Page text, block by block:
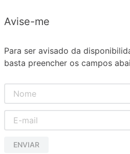
Avise-me
Para ser avisado da
basta preencher os campos
ENVIAR